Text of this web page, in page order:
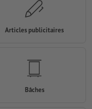
Articles publicitaires
Bâches